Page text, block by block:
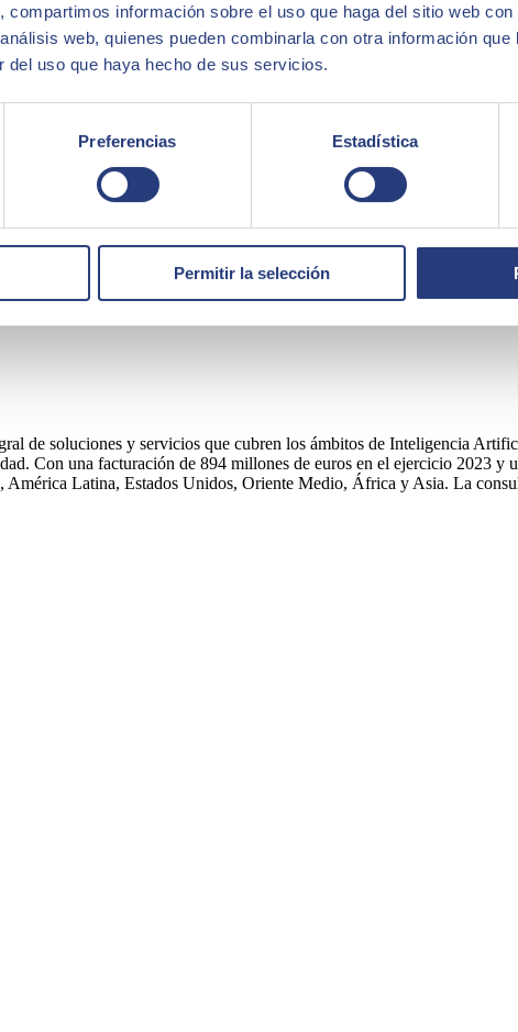
compartimos información sobre el uso que haga del sitio web
web, quienes pueden combinarla con otra información que
del uso que haya hecho de sus servicios.
Preferencias Estadística
Permitir la selección
local y Web Intelligence sigue siendo la herramienta de generación de
en comparación con sus competidores directos.
el nuevo mundo de plataformas en la nube, como MS Drive,
al enfocarse en las ideas y solicitudes de los usuarios.
problemas con la versión cero que se lanzó el 21 de diciembre. Si
de actualizar:
de soluciones y servicios que cubren los ámbitos de Inteligencia
Con una facturación de 894 millones de euros en el ejercicio 2023 y
Latina, Estados Unidos, Oriente Medio, África y Asia. La